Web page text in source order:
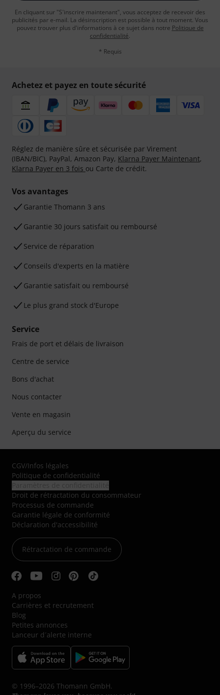
En cliquant sur "S'inscrire maintenant", vous acceptez de recevoir des
publicités par e-mail. La désinscription est possible à tout moment. Vous
pouvez trouver plus d'informations à ce sujet dans notre Politique de
confidentialité.
* Requis
Achetez et payez en toute sécurité
Réglez de manière sûre et sécurisée par Virement
(IBAN/BIC), PayPal, Amazon Pay, Klarna Payer Maintenant,
Klarna Payer en 3 fois ou Carte de crédit.
Vos avantages
Ga­ran­tie Thomann 3 ans
Garantie 30 jours satisfait ou remboursé
Service de réparation
Conseils d'experts en la matière
Garantie satisfait ou remboursé
Le plus grand stock d'Europe
Service
Frais de port et délais de livraison
Centre de service
Bons d'achat
Nous contacter
Vente en magasin
Aperçu du service
CGV/Infos légales
Politique de confidentialité
Droit de rétractation du consommateur
Processus de commande
Garantie légale de conformité
Déclaration d'accessibilité
Rétractation de commande
A propos
Carrières et recrutement
Blog
Petites annonces
Lanceur d´alerte interne
© 1996–2026 Thomann GmbH.